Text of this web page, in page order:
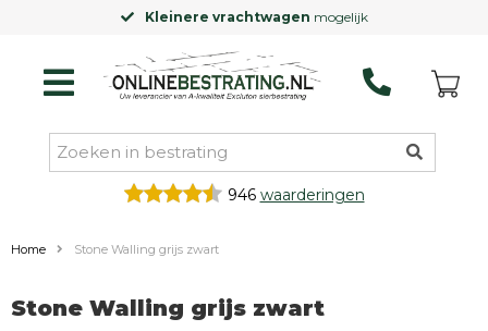
Kleinere vrachtwagen mogelijk
946 waarderingen
Home Stone Walling grijs zwart
Stone Walling grijs zwart